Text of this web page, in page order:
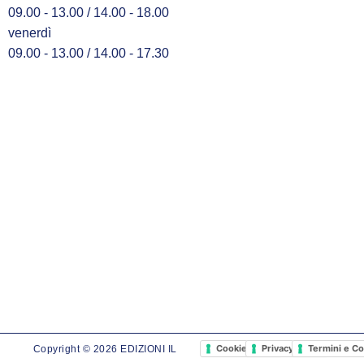
09.00 - 13.00 / 14.00 - 18.00
venerdì
09.00 - 13.00 / 14.00 - 17.30
Copyright © 2026 EDIZIONI IL
Cookie PolicyPrivacy PolicyTermini e